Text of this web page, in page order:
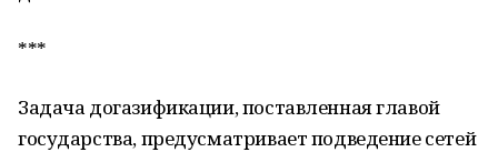
***
Задача догазификации, поставленная главой
государства, предусматривает подведение сетей